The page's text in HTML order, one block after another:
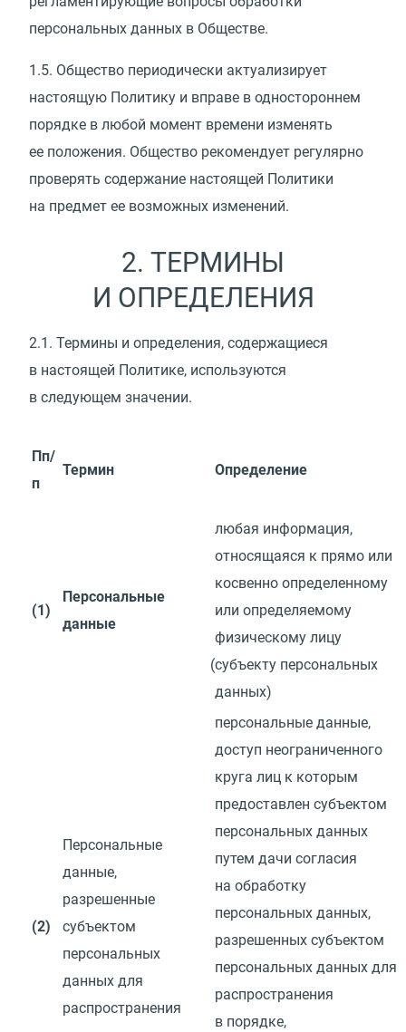
персональных данных в Обществе.
1.5. Общество периодически актуализирует
настоящую Политику и вправе в одностороннем
порядке в любой момент времени изменять
ее положения. Общество рекомендует регулярно
проверять содержание настоящей Политики
на предмет ее возможных изменений.
2. ТЕРМИНЫ
И ОПРЕДЕЛЕНИЯ
2.1. Термины и определения, содержащиеся
в настоящей Политике, используются
в следующем значении.
Пп/
п
Термин Определение
(1)
Персональные
данные
любая информация,
относящаяся к прямо или
косвенно определенному
или определяемому
физическому лицу
(субъекту персональных
данных)
(2)
Персональные
данные,
разрешенные
субъектом
персональных
данных для
распространения
персональные данные,
доступ неограниченного
круга лиц к которым
предоставлен субъектом
персональных данных
путем дачи согласия
на обработку
персональных данных,
разрешенных субъектом
персональных данных для
распространения
в порядке,